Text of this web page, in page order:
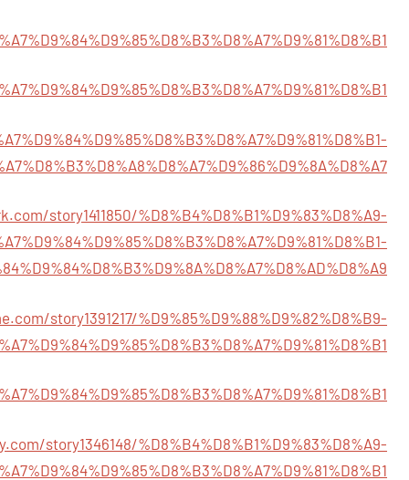
story1411850/%D8%B4%D8%B1%D9%83%D8%A9-
story1391217/%D9%85%D9%88%D9%82%D8%B9-
story1346148/%D8%B4%D8%B1%D9%83%D8%A9-